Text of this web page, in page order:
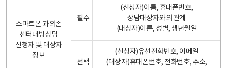
스마트폰 과의존
센터내방상담
신청자 및 대상자
정보
필수
(신청자)이름, 휴대폰번호,
상담대상자와의 관계
(대상자)이른, 성별, 생년월일
선택
(신청자)유선전화번호, 이메일
(대상자)휴대폰번호, 전화번호, 주소,